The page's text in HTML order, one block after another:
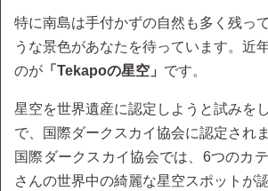
特に南島は手付かずの自然も多く残っ
うな景色があなたを待っています。近
のが 「Tekapoの星空」 です。
星空を世界遺産に認定しようと試みを
で、国際ダークスカイ協会に認定され
国際ダークスカイ協会では、6つのカ
さんの世界中の綺麗な星空スポットが